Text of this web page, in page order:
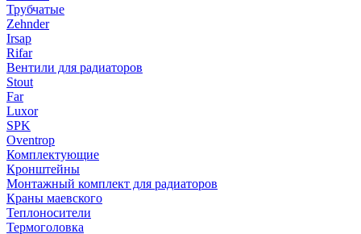
Трубчатые
Zehnder
Irsap
Rifar
Вентили для радиаторов
Stout
Far
Luxor
SPK
Oventrop
Комплектующие
Кронштейны
Монтажный комплект для радиаторов
Краны маевского
Теплоносители
Термоголовка